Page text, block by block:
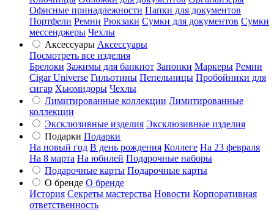
Офисные принадлежности Папки для документов
Портфели Ремни Рюкзаки Сумки для документов Сумки
мессенджеры Чехлы
Аксессуары Аксессуары
Посмотреть все изделия
Брелоки Зажимы для банкнот Запонки Маркеры Ремни
Cigar Universe Гильотины Пепельницы Пробойники для
сигар Хьюмидоры Чехлы
Лимитированные коллекции Лимитированные
коллекции
Эксклюзивные изделия Эксклюзивные изделия
Подарки Подарки
На новый год В день рождения Коллеге На 23 февраля
На 8 марта На юбилей Подарочные наборы
Подарочные карты Подарочные карты
О бренде О бренде
История Секреты мастерства Новости Корпоративная
ответственность